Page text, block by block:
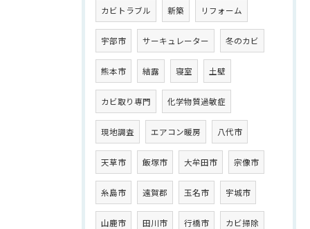
カビトラブル 新築 リフォーム
宇部市 サーキュレーター 冬のカビ
熊本市 結露 寝室 土壁
カビ取り専門 化学物質過敏症
現地調査 エアコン暖房 八代市
天草市 飯塚市 大牟田市 宗像市
糸島市 遠賀郡 玉名市 宇城市
山鹿市 田川市 行橋市 カビ掃除